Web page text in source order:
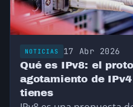
NOTICIAS 17 Abr 2026
Qué es IPv8: el
agotamiento de
tienes